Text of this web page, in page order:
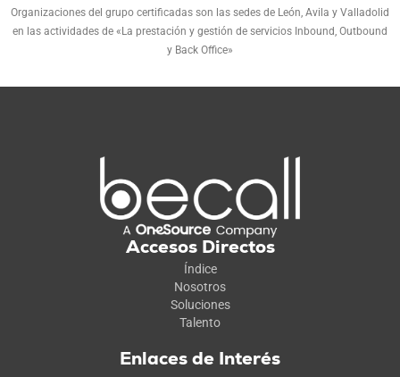
Organizaciones del grupo certificadas son las sedes de León, Avila y Valladolid
en las actividades de «La prestación y gestión de servicios Inbound, Outbound
y Back Office»
Accesos Directos
Índice
Nosotros
Soluciones
Talento
Enlaces de Interés